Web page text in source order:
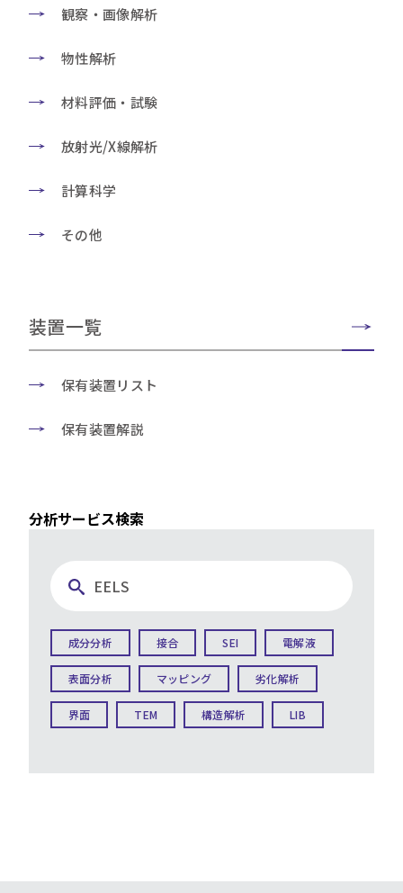
観察・画像解析
物性解析
材料評価・試験
放射光/X線解析
計算科学
その他
装置一覧
保有装置リスト
保有装置解説
分析サービス検索
成分分析 接合 SEI 電解液
表面分析 マッピング 劣化解析
界面 TEM 構造解析 LIB